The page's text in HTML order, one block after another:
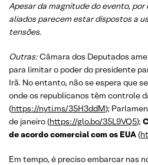
Apesar da magnitude do evento, por
aliados parecem estar dispostos a
tensões.
Outras:Câmara dos Deputados
para limitar o poder do presidente
Irã. No entanto, não se espera que
onde os republicanos têm controle
(https://nyti.ms/35H3ddM);
de janeiro (https://glo.bo/35L9VQ5);
de acordo comercial com os EUA(
Em tempo, é preciso embarcar nas